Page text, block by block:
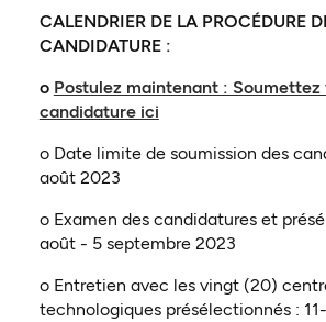
CALENDRIER DE LA PROCÉDURE
CANDIDATURE :
o Postulez maintenant :
candidature ici(ouvre dans un
o Date limite de soumission des
août 2023
o Examen des candidatures et
août - 5 septembre 2023
o Entretien avec les vingt (20)
technologiques présélectionnés :